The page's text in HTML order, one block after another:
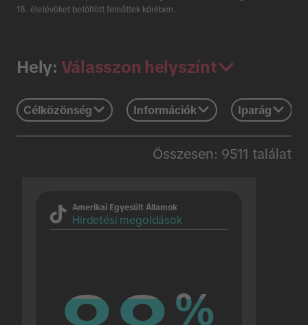
18. életévüket betöltött felnőttek körében.
Hely: Válasszon helyszínt
Célközönség Információk Iparág
Összesen: 9511 találat
Amerikai Egyesült Államok
Hirdetési megoldások
%
%